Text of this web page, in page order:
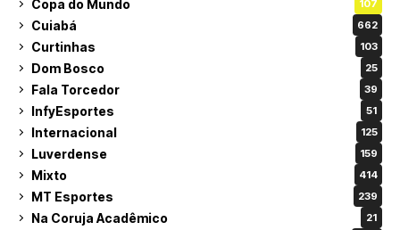
Copa do Mundo 107
Cuiabá 662
Curtinhas 103
Dom Bosco 25
Fala Torcedor 39
InfyEsportes 51
Internacional 125
Luverdense 159
Mixto 414
MT Esportes 239
Na Coruja Acadêmico 21